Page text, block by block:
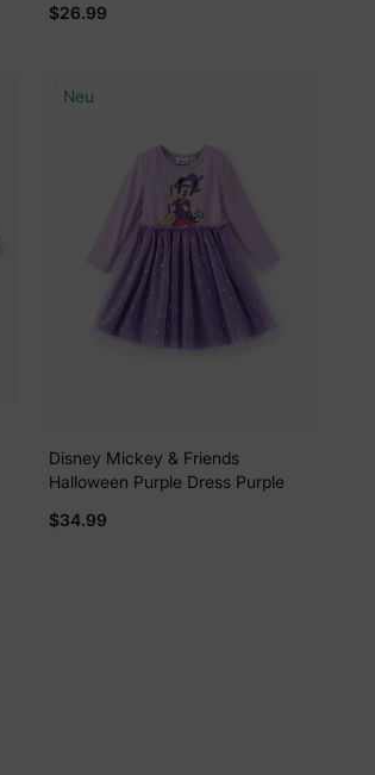
$26.99
Neu
Disney Mickey & Friends
Halloween Purple Dress Purple
$34.99